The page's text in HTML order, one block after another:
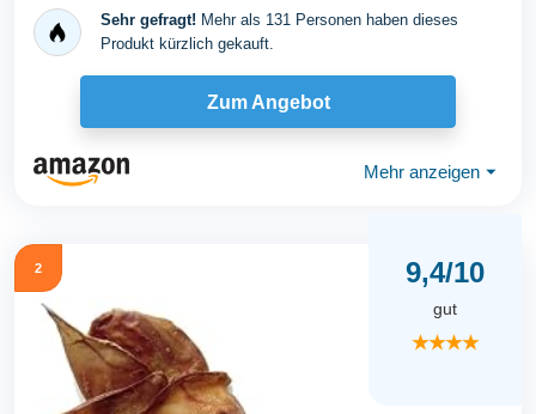
Zwischendurch...
Sehr gefragt! Mehr als 131 Personen haben dieses
Produkt kürzlich gekauft.
Zum Angebot
Mehr anzeigen ⏷
2 9,4/10
gut
★★★★